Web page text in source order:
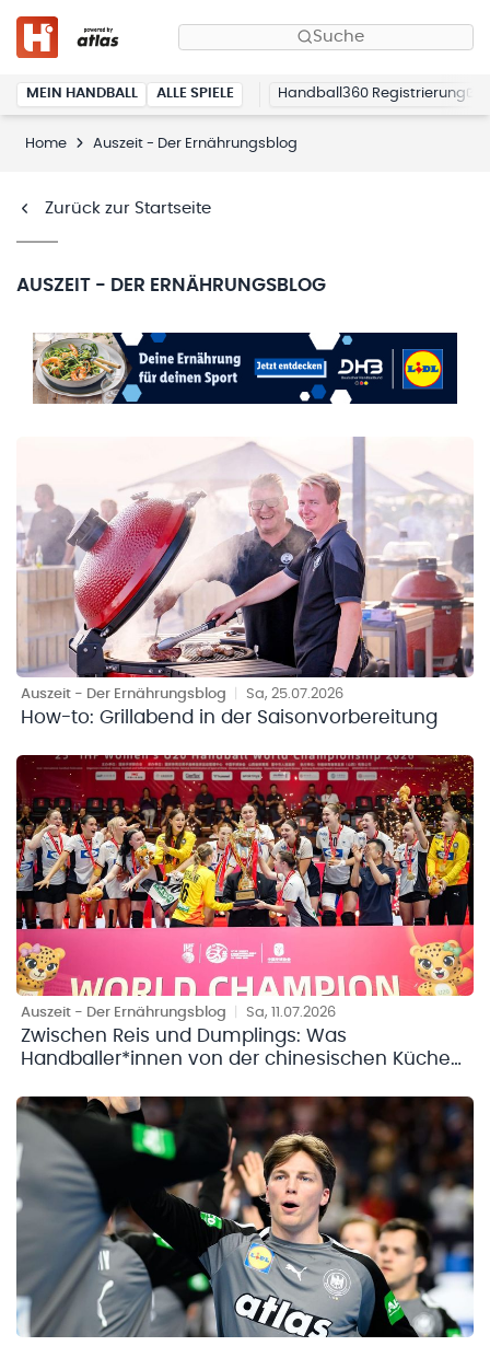
Suche
MEIN HANDBALL ALLE SPIELE Handball360 Registrierung
Home Auszeit - Der Ernährungsblog
Zurück zur Startseite
AUSZEIT - DER ERNÄHRUNGSBLOG
Auszeit - Der Ernährungsblog Sa, 25.07.2026
How-to: Grillabend in der Saisonvorbereitung
Auszeit - Der Ernährungsblog Sa, 11.07.2026
Zwischen Reis und Dumplings: Was
Handballer*innen von der chinesischen Küche